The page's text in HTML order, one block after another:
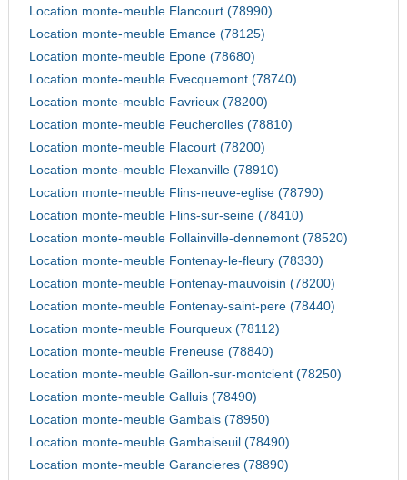
Location monte-meuble Elancourt (78990)
Location monte-meuble Emance (78125)
Location monte-meuble Epone (78680)
Location monte-meuble Evecquemont (78740)
Location monte-meuble Favrieux (78200)
Location monte-meuble Feucherolles (78810)
Location monte-meuble Flacourt (78200)
Location monte-meuble Flexanville (78910)
Location monte-meuble Flins-neuve-eglise (78790)
Location monte-meuble Flins-sur-seine (78410)
Location monte-meuble Follainville-dennemont (78520)
Location monte-meuble Fontenay-le-fleury (78330)
Location monte-meuble Fontenay-mauvoisin (78200)
Location monte-meuble Fontenay-saint-pere (78440)
Location monte-meuble Fourqueux (78112)
Location monte-meuble Freneuse (78840)
Location monte-meuble Gaillon-sur-montcient (78250)
Location monte-meuble Galluis (78490)
Location monte-meuble Gambais (78950)
Location monte-meuble Gambaiseuil (78490)
Location monte-meuble Garancieres (78890)